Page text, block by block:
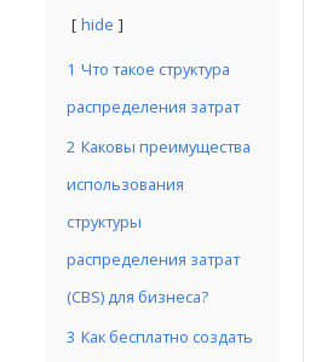
hide
1 Что такое структура
распределения затрат
2 Каковы преимущества
использования
структуры
распределения затрат
(CBS) для бизнеса?
3 Как бесплатно создать